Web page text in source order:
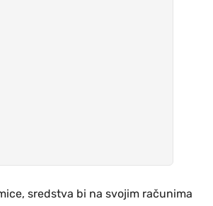
sredstva bi na svojim računima